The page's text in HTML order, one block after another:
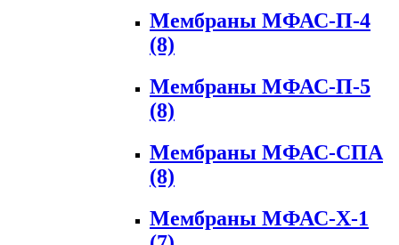
Мембраны МФАС-П-4
(8)
Мембраны МФАС-П-5
(8)
Мембраны МФАС-СПА
(8)
Мембраны МФАС-Х-1